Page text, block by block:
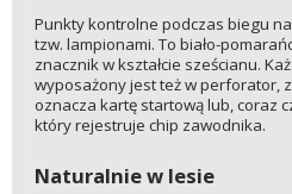
Punkty kontrolne podczas biegu
tzw. lampionami. To biało-
znacznik w kształcie sześcianu.
wyposażony jest też w perforator,
oznacza kartę startową lub, coraz
który rejestruje chip zawodnika.
Naturalnie w lesie